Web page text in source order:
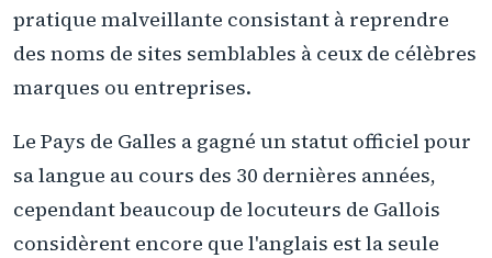
pratique malveillante consistant à reprendre
des noms de sites semblables à ceux de célèbres
marques ou entreprises.
Le Pays de Galles a gagné un statut officiel pour
sa langue au cours des 30 dernières années,
cependant beaucoup de locuteurs de Gallois
considèrent encore que l'anglais est la seule